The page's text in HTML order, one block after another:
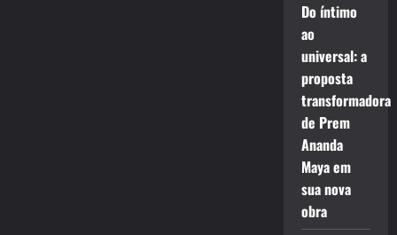
Do íntimo
ao
universal: a
proposta
transformadora
de Prem
Ananda
Maya em
sua nova
obra